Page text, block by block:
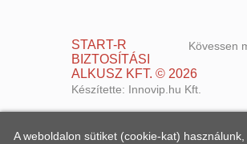
Kövessen
START-R
BIZTOSÍTÁSI
ALKUSZ KFT. © 2026
Készítette: Innovip.hu Kft.
A weboldalon sütiket (cookie-kat)